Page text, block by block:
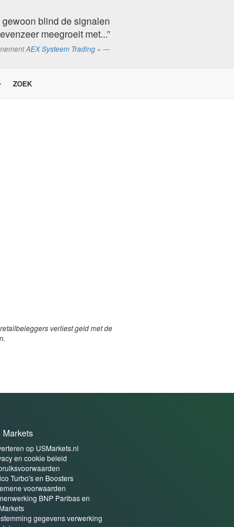
blind de signalen
meegroeit met...”
AEX Systeem Trading »
ZOEK
verliest geld met de
Markets
op USMarkets.nl
en cookie beleid
Turbo's en Boosters
voorwaarden
BNP Paribas en
gegevens verwerking